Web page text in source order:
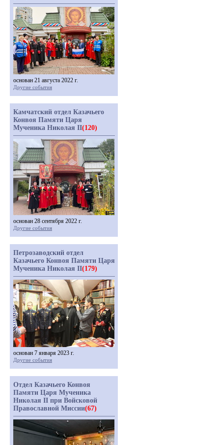
основан 21 августа 2022 г.
Другие события
Камчатский отдел Казачьего
Конвоя Памяти Царя
Мученика Николая II(120)
основан 28 сентября 2022 г.
Другие события
Петрозаводский отдел
Казачьего Конвоя Памяти Царя
Мученика Николая II(179)
основан 7 января 2023 г.
Другие события
Отдел Казачьего Конвоя
Памяти Царя Мученика
Николая II при Войсковой
Православной Миссии(67)